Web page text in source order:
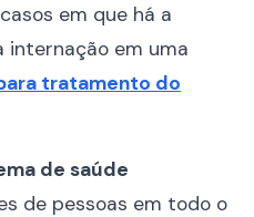
em que há a
internação em uma
tratamento do
de saúde
de pessoas em todo o